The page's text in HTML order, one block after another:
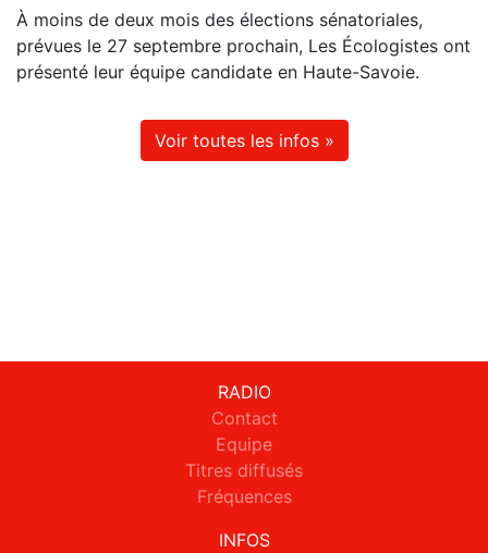
À moins de deux mois des élections sénatoriales,
prévues le 27 septembre prochain, Les Écologistes ont
présenté leur équipe candidate en Haute-Savoie.
Voir toutes les infos »
RADIO
Contact
Equipe
Titres diffusés
Fréquences
INFOS